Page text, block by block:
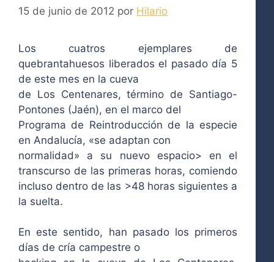
15 de junio de 2012 por Hilario
Los cuatros ejemplares de
quebrantahuesos liberados el pasado día 5
de este mes en la cueva
de Los Centenares, término de Santiago-
Pontones (Jaén), en el marco del
Programa de Reintroducción de la especie
en Andalucía, «se adaptan con
normalidad» a su nuevo espacio> en el
transcurso de las primeras horas, comiendo
incluso dentro de las >48 horas siguientes a
la suelta.
En este sentido, han pasado los primeros
días de cría campestre o